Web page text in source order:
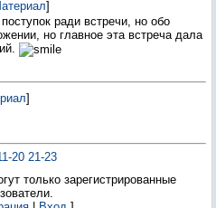
]
ради встречи, но обо
но главное эта встреча дала
]
20 21-23
только зарегистрированные